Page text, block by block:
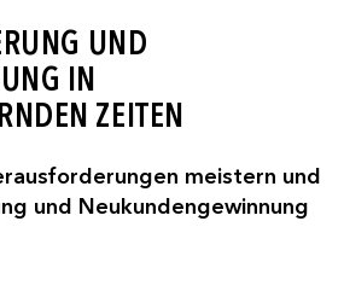
UND
IN
ZEITEN
meistern und
und Neukundengewinnung